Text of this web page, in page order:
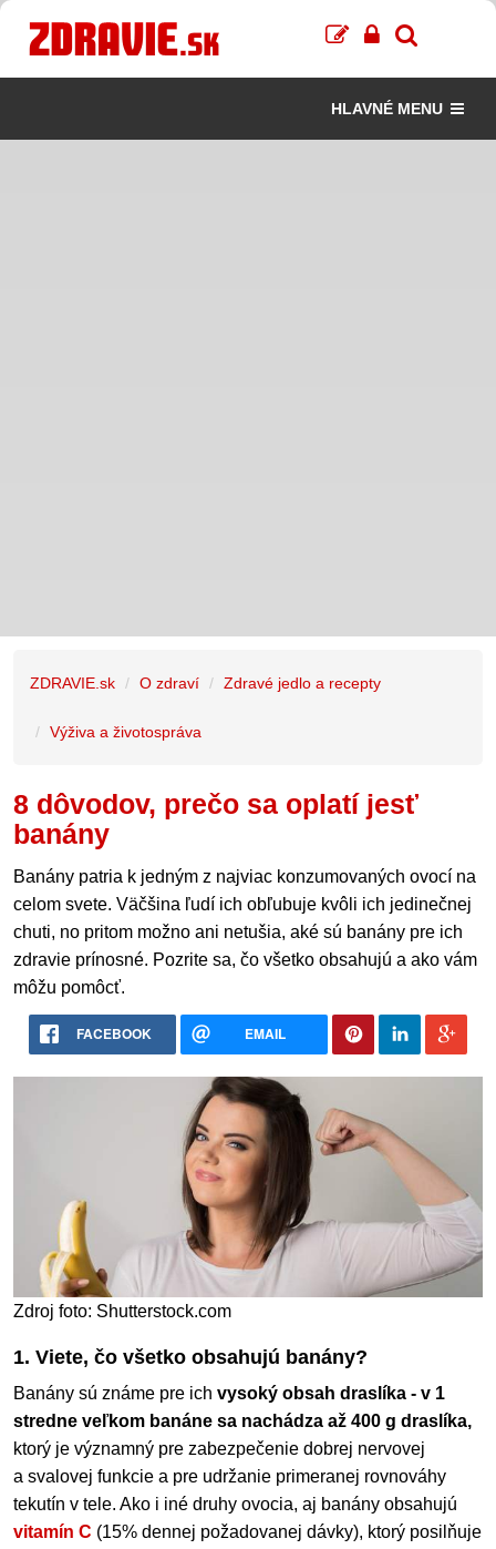
HLAVNÉ MENU
ZDRAVIE.sk O zdraví Zdravé jedlo a recepty
Výživa a životospráva
8 dôvodov, prečo sa oplatí jesť
banány
Banány patria k jedným z najviac konzumovaných ovocí na
celom svete. Väčšina ľudí ich obľubuje kvôli ich jedinečnej
chuti, no pritom možno ani netušia, aké sú banány pre ich
zdravie prínosné. Pozrite sa, čo všetko obsahujú a ako vám
môžu pomôcť.
FACEBOOK EMAIL
Zdroj foto: Shutterstock.com
1. Viete, čo všetko obsahujú banány?
Banány sú známe pre ich vysoký obsah draslíka - v 1
stredne veľkom banáne sa nachádza až 400 g draslíka,
ktorý je významný pre zabezpečenie dobrej nervovej
a svalovej funkcie a pre udržanie primeranej rovnováhy
tekutín v tele. Ako i iné druhy ovocia, aj banány obsahujú
vitamín C (15% dennej požadovanej dávky), ktorý posilňuje